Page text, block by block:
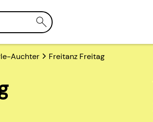
Auchter Freitanz Freitag